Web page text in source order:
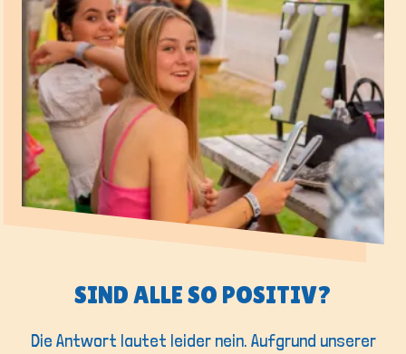
SIND ALLE SO POSITIV?
Die Antwort lautet leider nein. Aufgrund unserer